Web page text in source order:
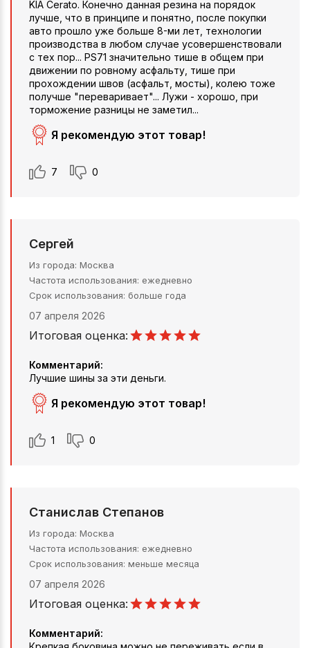
KIA Cerato. Конечно данная резина на порядок
лучше, что в принципе и понятно, после покупки
авто прошло уже больше 8-ми лет, технологии
производства в любом случае усовершенствовали
с тех пор... PS71 значительно тише в общем при
движении по ровному асфальту, тише при
прохождении швов (асфальт, мосты), колею тоже
получше "переваривает"... Лужи - хорошо, при
торможение разницы не заметил...
Я рекомендую этот товар!
7 0
Сергей
Из города Москва
Частота использования ежедневно
Срок использования больше года
07 апреля 2026
Итоговая оценка:
Комментарий:
Лучшие шины за эти деньги.
Я рекомендую этот товар!
1 0
Станислав Степанов
Из города Москва
Частота использования ежедневно
Срок использования меньше месяца
07 апреля 2026
Итоговая оценка:
Комментарий: